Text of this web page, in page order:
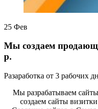
25 Фев
Мы создаем
р.
Разаработка от 3 рабочих
Мы разрабатываем
создаем сайты